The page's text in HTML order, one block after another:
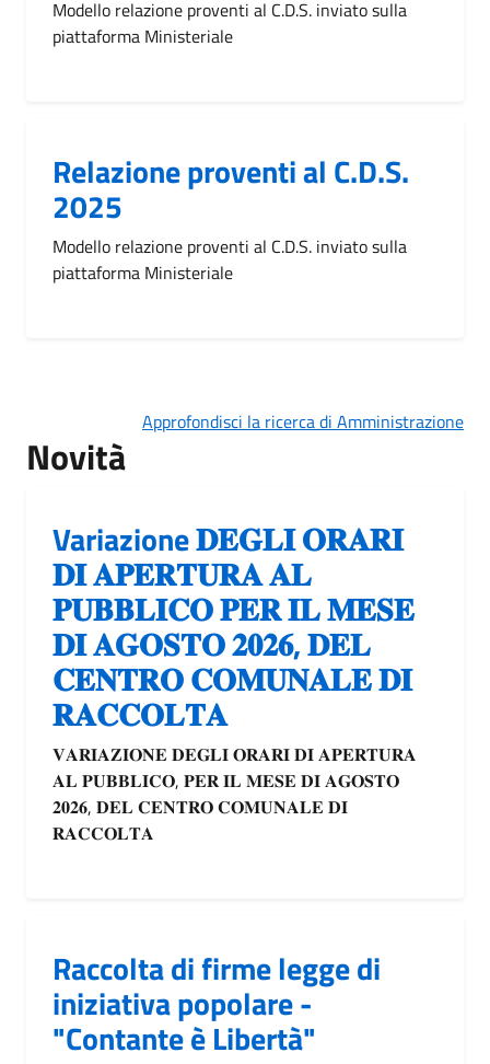
Modello relazione proventi al C.D.S. inviato sulla
piattaforma Ministeriale
Relazione proventi al C.D.S.
2025
Modello relazione proventi al C.D.S. inviato sulla
piattaforma Ministeriale
Approfondisci la ricerca di Amministrazione
Novità
Variazione 𝐃𝐄𝐆𝐋𝐈 𝐎𝐑𝐀𝐑𝐈
𝐃𝐈 𝐀𝐏𝐄𝐑𝐓𝐔𝐑𝐀 𝐀𝐋
𝐏𝐔𝐁𝐁𝐋𝐈𝐂𝐎 𝐏𝐄𝐑 𝐈𝐋 𝐌𝐄𝐒𝐄
𝐃𝐈 𝐀𝐆𝐎𝐒𝐓𝐎 𝟐𝟎𝟐𝟔, 𝐃𝐄𝐋
𝐂𝐄𝐍𝐓𝐑𝐎 𝐂𝐎𝐌𝐔𝐍𝐀𝐋𝐄 𝐃𝐈
𝐑𝐀𝐂𝐂𝐎𝐋𝐓𝐀
𝐕𝐀𝐑𝐈𝐀𝐙𝐈𝐎𝐍𝐄 𝐃𝐄𝐆𝐋𝐈 𝐎𝐑𝐀𝐑𝐈 𝐃𝐈 𝐀𝐏𝐄𝐑𝐓𝐔𝐑𝐀
𝐀𝐋 𝐏𝐔𝐁𝐁𝐋𝐈𝐂𝐎, 𝐏𝐄𝐑 𝐈𝐋 𝐌𝐄𝐒𝐄 𝐃𝐈 𝐀𝐆𝐎𝐒𝐓𝐎
𝟐𝟎𝟐𝟔, 𝐃𝐄𝐋 𝐂𝐄𝐍𝐓𝐑𝐎 𝐂𝐎𝐌𝐔𝐍𝐀𝐋𝐄 𝐃𝐈
𝐑𝐀𝐂𝐂𝐎𝐋𝐓𝐀
Raccolta di firme legge di
iniziativa popolare -
"Contante è Libertà"